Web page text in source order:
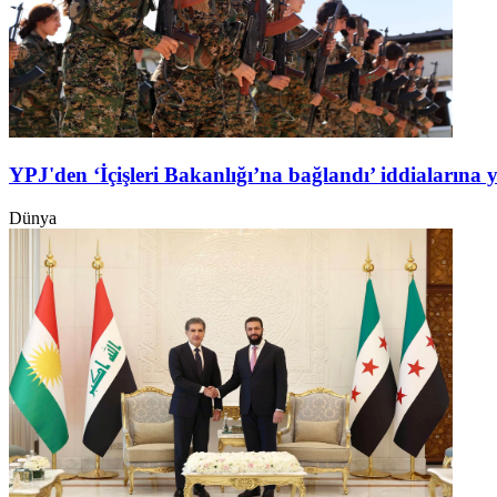
YPJ'den ‘İçişleri Bakanlığı’na bağlandı’ iddialarına
Dünya